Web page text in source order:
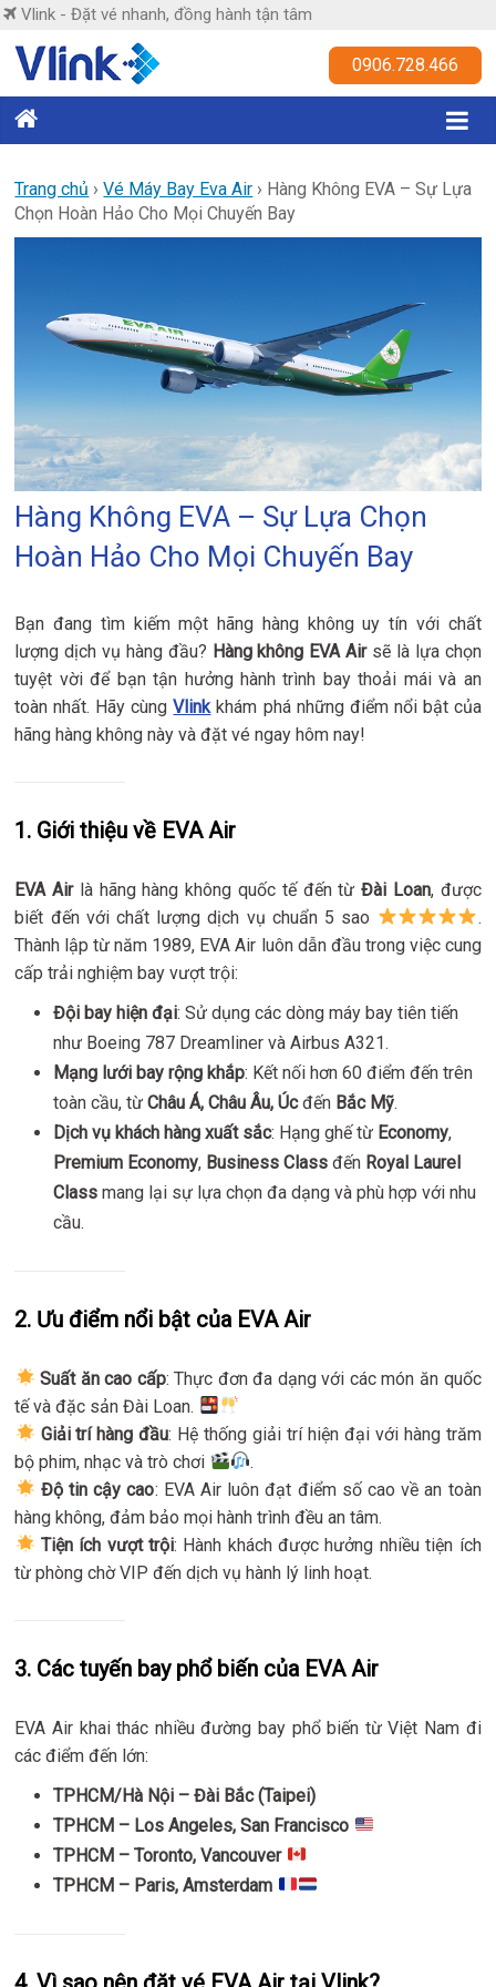
Skip
content
Vlink - Đặt vé nhanh, đồng hành tận tâm
Vlink
nhanh,
đồng
hành
0906.728.466
Trang chủ ›Vé Máy Bay Eva Air › Hàng Không EVA – Sự Lựa
Chọn Hoàn Hảo Cho Mọi Chuyến Bay
Hàng Không EVA – Sự Lựa Chọn
Hoàn Hảo Cho Mọi Chuyến Bay
Bạn đang tìm kiếm một hãng hàng không uy tín với chất
lượng dịch vụ hàng đầu? Hàng không EVA Airsẽ là lựa chọn
tuyệt vời để bạn tận hưởng hành trình bay thoải mái và an
toàn nhất. Hãy cùngVlinkkhám phá những điểm nổi bật của
hãng hàng không này và đặt vé ngay hôm nay!
1. Giới thiệu về EVA Air
EVA Airlà hãng hàng không quốc tế đến từĐài Loan, được
biết đến với chất lượng dịch vụ chuẩn 5 sao
.
Thành lập từ năm 1989, EVA Air luôn dẫn đầu trong việc cung
cấp trải nghiệm bay vượt trội:
Đội bay hiện đại: Sử dụng các dòng máy bay tiên tiến
như Boeing 787 Dreamliner và Airbus A321.
Mạng lưới bay rộng khắp: Kết nối hơn 60 điểm đến trên
toàn cầu, từChâu Á, Châu Âu, Úcđến Bắc Mỹ.
Dịch vụ khách hàng xuất sắc: Hạng ghế từ Economy,
Premium Economy, Business Class đến Royal Laurel
Class mang lại sự lựa chọn đa dạng và phù hợp với nhu
cầu.
2. Ưu điểm nổi bật của EVA Air
Suất ăn cao cấp: Thực đơn đa dạng với các món ăn quốc
tế và đặc sản Đài Loan.
Giải trí hàng đầu: Hệ thống giải trí hiện đại với hàng trăm
bộ phim, nhạc và trò chơi
.
Độ tin cậy cao: EVA Air luôn đạt điểm số cao về an toàn
hàng không, đảm bảo mọi hành trình đều an tâm.
Tiện ích vượt trội: Hành khách được hưởng nhiều tiện ích
từ phòng chờ VIP đến dịch vụ hành lý linh hoạt.
3. Các tuyến bay phổ biến của EVA Air
EVA Air khai thác nhiều đường bay phổ biến từ Việt Nam đi
các điểm đến lớn:
TPHCM/Hà Nội – Đài Bắc (Taipei)
TPHCM – Los Angeles, San Francisco
TPHCM – Toronto, Vancouver
TPHCM – Paris, Amsterdam